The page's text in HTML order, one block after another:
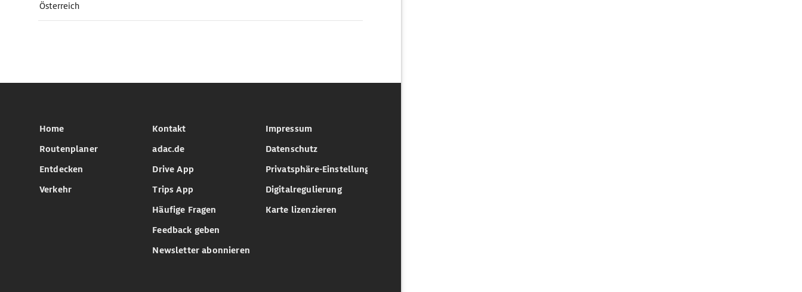
Österreich
Home
Routenplaner
Entdecken
Verkehr
Kontakt
adac.de
Drive App
Trips App
Häufige Fragen
Feedback geben
Newsletter abonnieren
Impressum
Datenschutz
Privatsphäre-Einstellungen
Digitalregulierung
Karte lizenzieren